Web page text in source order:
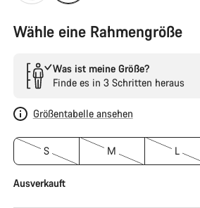
Wähle eine Rahmengröße
Was ist meine Größe?
Finde es in 3 Schritten heraus
Größentabelle ansehen
S M L
Ausverkauft